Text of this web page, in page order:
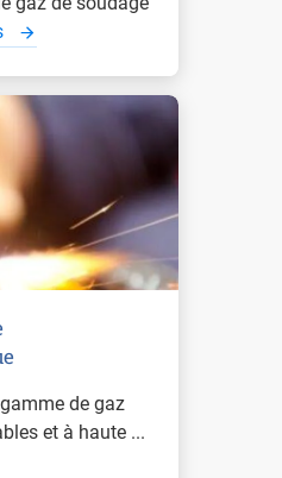
de gaz
et à haute ...